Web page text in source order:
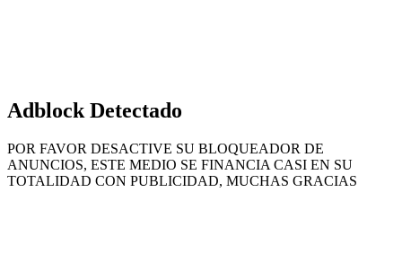
Adblock Detectado
POR FAVOR DESACTIVE SU BLOQUEADOR DE
ANUNCIOS, ESTE MEDIO SE FINANCIA CASI EN SU
TOTALIDAD CON PUBLICIDAD, MUCHAS GRACIAS